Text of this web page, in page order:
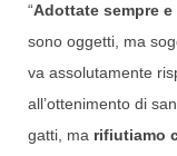
“Adottate sempre
sono oggetti, ma
va assolutamente
all’ottenimento di
gatti, ma rifiutiamo